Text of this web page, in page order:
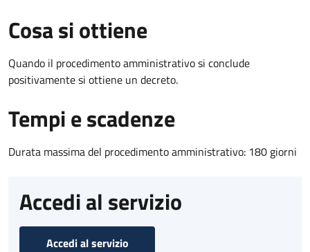
Cosa si ottiene
Quando il procedimento amministrativo si conclude
positivamente si ottiene un decreto.
Tempi e scadenze
Durata massima del procedimento amministrativo: 180 giorni
Accedi al servizio
Accedi al servizio